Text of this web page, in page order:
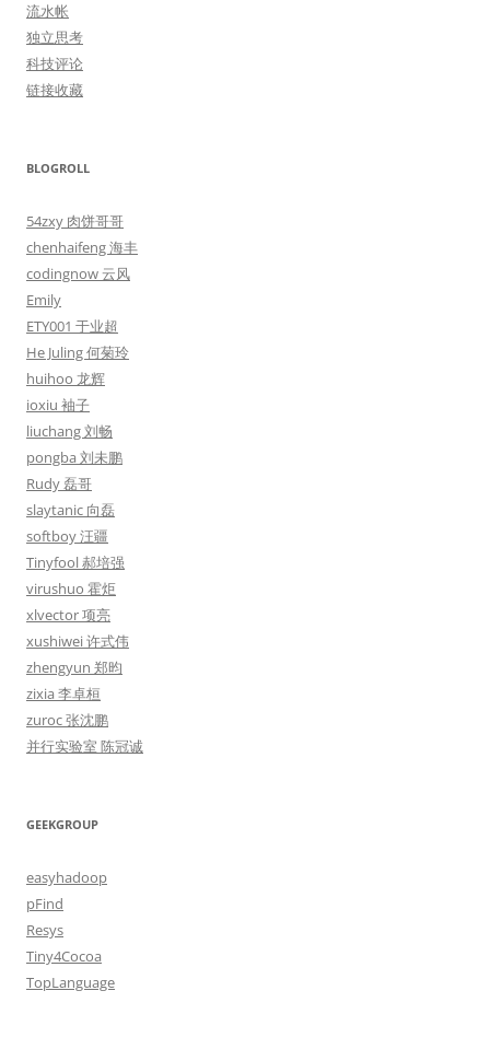
流水帐
独立思考
科技评论
链接收藏
BLOGROLL
54zxy 肉饼哥哥
chenhaifeng 海丰
codingnow 云风
Emily
ETY001 于业超
He Juling 何菊玲
huihoo 龙辉
ioxiu 袖子
liuchang 刘畅
pongba 刘未鹏
Rudy 磊哥
slaytanic 向磊
softboy 汪疆
Tinyfool 郝培强
virushuo 霍炬
xlvector 项亮
xushiwei 许式伟
zhengyun 郑昀
zixia 李卓桓
zuroc 张沈鹏
并行实验室 陈冠诚
GEEKGROUP
easyhadoop
pFind
Resys
Tiny4Cocoa
TopLanguage